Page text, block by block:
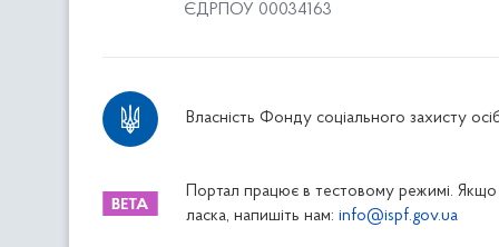
Територіальні відділення
Дніпропетровське відділення
Житомирське відділення
Закарпатське відділення
ЄДРПОУ 00034163
Власність Фонду соціального захисту осіб
Портал працює в тестовому режимі. Якщо
ласка, напишіть нам: info@ispf.gov.ua